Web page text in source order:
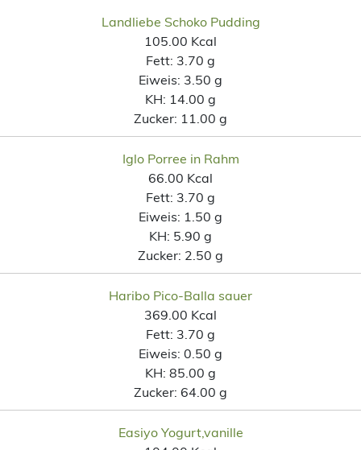
Landliebe Schoko Pudding
105.00 Kcal
Fett: 3.70 g
Eiweis: 3.50 g
KH: 14.00 g
Zucker: 11.00 g
Iglo Porree in Rahm
66.00 Kcal
Fett: 3.70 g
Eiweis: 1.50 g
KH: 5.90 g
Zucker: 2.50 g
Haribo Pico-Balla sauer
369.00 Kcal
Fett: 3.70 g
Eiweis: 0.50 g
KH: 85.00 g
Zucker: 64.00 g
Easiyo Yogurt,vanille